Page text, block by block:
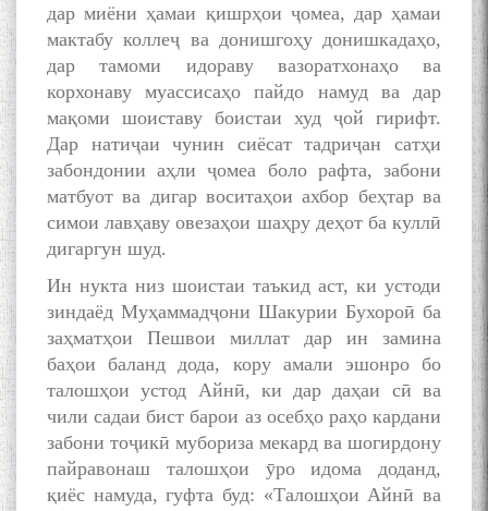
дар миёни ҳамаи қишрҳои ҷомеа, дар ҳамаи
мактабу коллеҷ ва донишгоҳу донишкадаҳо,
дар тамоми идораву вазоратхонаҳо ва
корхонаву муассисаҳо пайдо намуд ва дар
мақоми шоиставу боистаи худ ҷой гирифт.
Дар натиҷаи чунин сиёсат тадриҷан сатҳи
забондонии аҳли ҷомеа боло рафта, забони
матбуот ва дигар воситаҳои ахбор беҳтар ва
симои лавҳаву овезаҳои шаҳру деҳот ба куллӣ
дигаргун шуд.
Ин нукта низ шоистаи таъкид аст, ки устоди
зиндаёд Муҳаммадҷони Шакурии Бухороӣ ба
заҳматҳои Пешвои миллат дар ин замина
баҳои баланд дода, кору амали эшонро бо
талошҳои устод Айнӣ, ки дар даҳаи сӣ ва
чили садаи бист барои аз осебҳо раҳо кардани
забони тоҷикӣ мубориза мекард ва шогирдону
пайравонаш талошҳои ӯро идома доданд,
қиёс намуда, гуфта буд: «Талошҳои Айнӣ ва